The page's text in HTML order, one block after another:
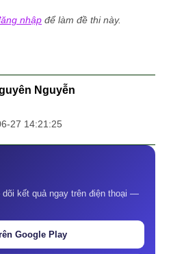
nhập để làm đề thi này.
Nguyễn
27 14:21:25
kết quả ngay trên điện thoại —
Google Play